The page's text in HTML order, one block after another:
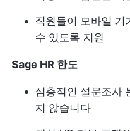
직원들이 모바일 기
수 있도록 지원
Sage HR 한도
심층적인 설문조사
지 않습니다